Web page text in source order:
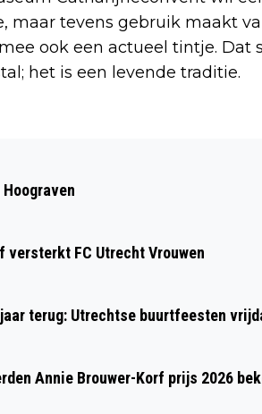
maar tevens gebruik maakt
ook een actueel tintje. Dat
het is een levende traditie.
VOOR
OP DE
versterkt FC Utrecht Vrouwen
terug: Utrechtse buurtfeesten
Annie Brouwer-Korf prijs 2026